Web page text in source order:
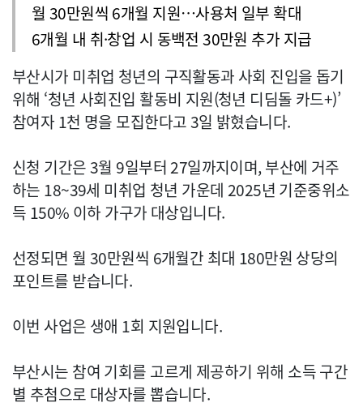
월 30만원씩 6개월 지원…사용처 일부 확대
6개월 내 취·창업 시 동백전 30만원 추가 지급
부산시가 미취업 청년의 구직활동과 사회 진입을 돕기
위해 ‘청년 사회진입 활동비 지원(청년 디딤돌 카드+)’
참여자 1천 명을 모집한다고 3일 밝혔습니다.
신청 기간은 3월 9일부터 27일까지이며, 부산에 거주
하는 18~39세 미취업 청년 가운데 2025년 기준중위소
득 150% 이하 가구가 대상입니다.
선정되면 월 30만원씩 6개월간 최대 180만원 상당의
포인트를 받습니다.
이번 사업은 생애 1회 지원입니다.
부산시는 참여 기회를 고르게 제공하기 위해 소득 구간
별 추첨으로 대상자를 뽑습니다.